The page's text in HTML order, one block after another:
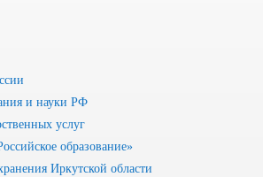
и науки РФ
услуг
образование»
Иркутской области